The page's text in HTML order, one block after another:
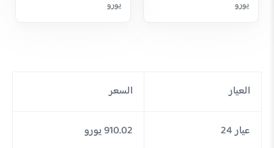
يورو يورو
العيار السعر
عيار 24 910.02 يورو